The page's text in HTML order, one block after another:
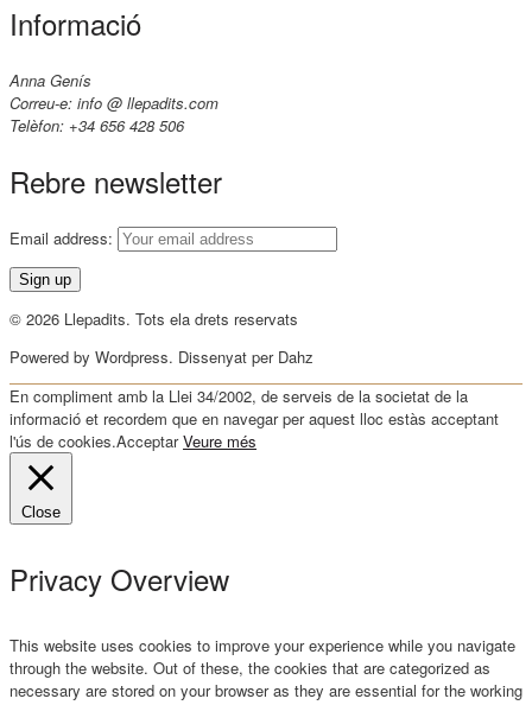
Informació
Anna Genís
Correu-e: info @ llepadits.com
Telèfon: +34 656 428 506
Rebre newsletter
Email address:
© 2026 Llepadits. Tots ela drets reservats
Powered by Wordpress. Dissenyat per Dahz
En compliment amb la Llei 34/2002, de serveis de la societat de la
informació et recordem que en navegar per aquest lloc estàs acceptant
l'ús de cookies.Acceptar Veure més
Close
Privacy Overview
This website uses cookies to improve your experience while you navigate
through the website. Out of these, the cookies that are categorized as
necessary are stored on your browser as they are essential for the working